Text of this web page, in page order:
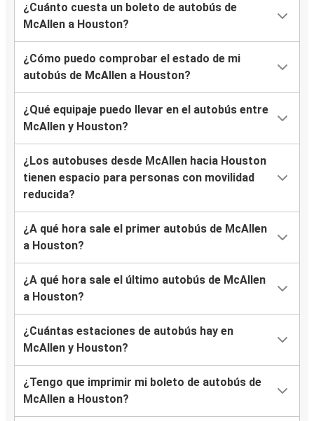
¿Cuánto cuesta un boleto de autobús de
McAllen a Houston?
¿Cómo puedo comprobar el estado de mi
autobús de McAllen a Houston?
¿Qué equipaje puedo llevar en el autobús entre
McAllen y Houston?
¿Los autobuses desde McAllen hacia Houston
tienen espacio para personas con movilidad
reducida?
¿A qué hora sale el primer autobús de McAllen
a Houston?
¿A qué hora sale el último autobús de McAllen
a Houston?
¿Cuántas estaciones de autobús hay en
McAllen y Houston?
¿Tengo que imprimir mi boleto de autobús de
McAllen a Houston?